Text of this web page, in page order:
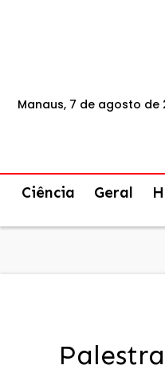
Manaus, 7 de agosto de
Ciência Geral